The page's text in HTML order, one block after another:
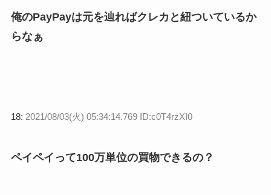
俺のPayPayは元を辿ればクレカと紐ついているか
らなぁ
18: 2021/08/03(火) 05:34:14.769 ID:c0T4rzXI0
ペイペイって100万単位の買物できるの？